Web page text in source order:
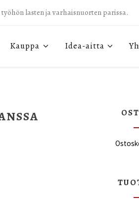
lasten ja varhaisnuorten parissa.
Kauppa Idea-aitta